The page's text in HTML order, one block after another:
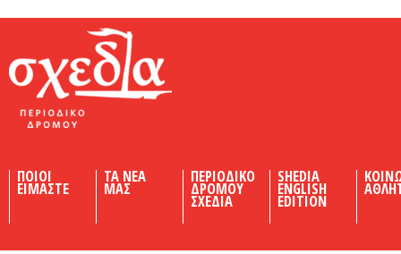
ΠΟΙΟΙ
ΕΙΜΑΣΤΕ
ΤΑ ΝΕΑ
ΜΑΣ
ΠΕΡΙΟΔΙΚΟ
ΔΡΟΜΟΥ
ΣΧΕΔΙΑ
SHEDIA
ENGLISH
EDITION